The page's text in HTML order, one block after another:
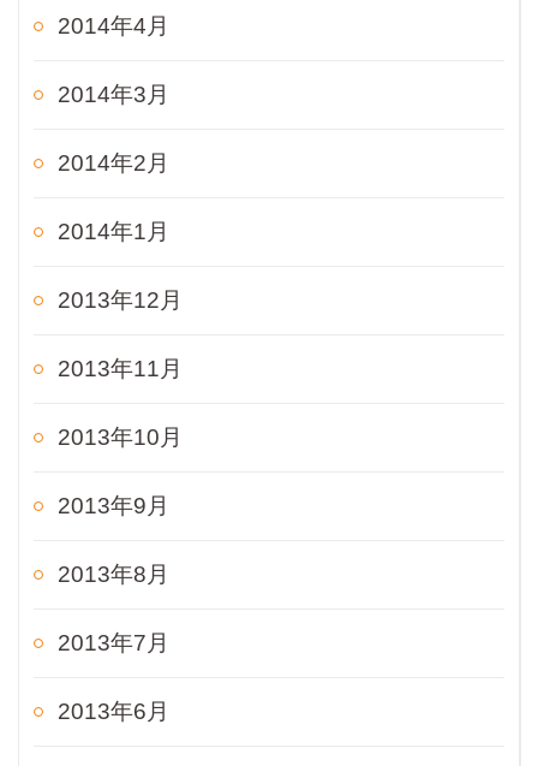
2014年4月
2014年3月
2014年2月
2014年1月
2013年12月
2013年11月
2013年10月
2013年9月
2013年8月
2013年7月
2013年6月